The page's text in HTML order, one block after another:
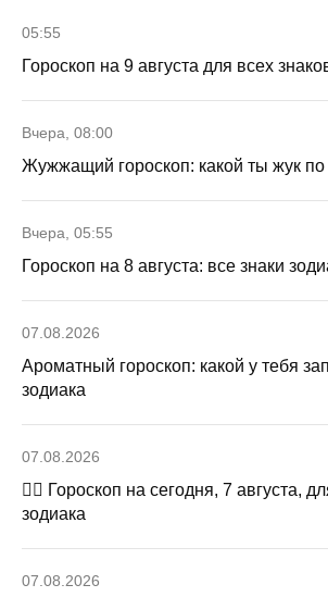
05:55
Гороскоп на 9 августа для всех
Вчера, 08:00
Жужжащий гороскоп: какой ты жук по
Вчера, 05:55
Гороскоп на 8 августа: все знаки
07.08.2026
Ароматный гороскоп: какой у тебя
зодиака
07.08.2026
🧙‍♀ Гороскоп на сегодня, 7 августа,
зодиака
07.08.2026